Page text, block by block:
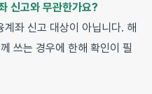
신고와 무관한가요?
좌 신고 대상이 아닙니다. 해
쓰는 경우에 한해 확인이 필